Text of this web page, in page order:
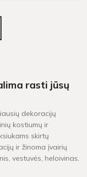
rasti jūsų
dekoracijų
kostiumų ir
skirtų
ir žinoma įvairių
vestuvės, heloivinas,
ir t.t.).